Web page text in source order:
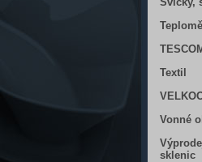
Textil
Vonné
sklenic